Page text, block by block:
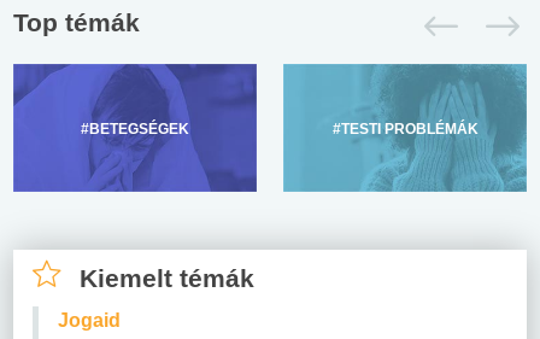
Top témák
#BETEGSÉGEK #TESTI PROBLÉMÁK
Kiemelt témák
Jogaid